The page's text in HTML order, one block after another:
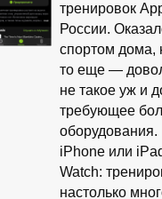
тренировок
России.
спортом дома,
то еще —
не такое уж и
требующее
iPhone или
Watch:
настолько